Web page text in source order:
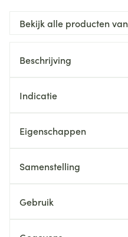
Bekijk alle producten
Beschrijving
Indicatie
Eigenschappen
Samenstelling
Gebruik